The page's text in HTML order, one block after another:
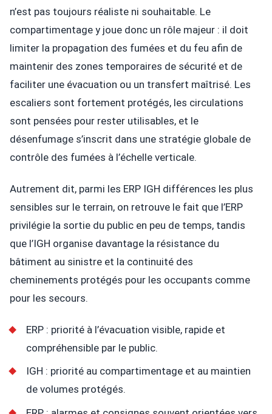
n’est pas toujours réaliste ni souhaitable. Le
compartimentage y joue donc un rôle majeur : il doit
limiter la propagation des fumées et du feu afin de
maintenir des zones temporaires de sécurité et de
faciliter une évacuation ou un transfert maîtrisé. Les
escaliers sont fortement protégés, les circulations
sont pensées pour rester utilisables, et le
désenfumage s’inscrit dans une stratégie globale de
contrôle des fumées à l’échelle verticale.
Autrement dit, parmi les ERP IGH différences les plus
sensibles sur le terrain, on retrouve le fait que l’ERP
privilégie la sortie du public en peu de temps, tandis
que l’IGH organise davantage la résistance du
bâtiment au sinistre et la continuité des
cheminements protégés pour les occupants comme
pour les secours.
ERP : priorité à l’évacuation visible, rapide et
compréhensible par le public.
IGH : priorité au compartimentage et au maintien
de volumes protégés.